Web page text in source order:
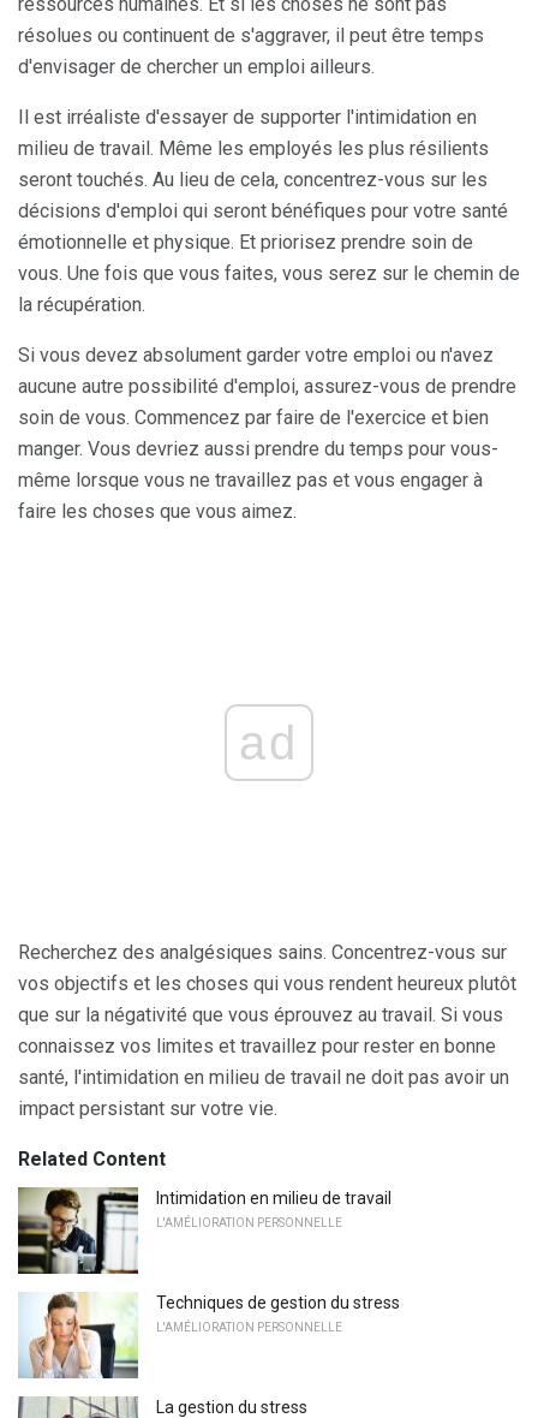
résolues ou continuent de s'aggraver, il peut être temps
d'envisager de chercher un emploi ailleurs.
Il est irréaliste d'essayer de supporter l'intimidation en
milieu de travail. Même les employés les plus résilients
seront touchés. Au lieu de cela, concentrez-vous sur les
décisions d'emploi qui seront bénéfiques pour votre santé
émotionnelle et physique. Et priorisez prendre soin de
vous. Une fois que vous faites, vous serez sur le chemin de
la récupération.
Si vous devez absolument garder votre emploi ou n'avez
aucune autre possibilité d'emploi, assurez-vous de prendre
soin de vous. Commencez par faire de l'exercice et bien
manger. Vous devriez aussi prendre du temps pour vous-
même lorsque vous ne travaillez pas et vous engager à
faire les choses que vous aimez.
ad
Recherchez des analgésiques sains. Concentrez-vous sur
vos objectifs et les choses qui vous rendent heureux plutôt
que sur la négativité que vous éprouvez au travail. Si vous
connaissez vos limites et travaillez pour rester en bonne
santé, l'intimidation en milieu de travail ne doit pas avoir un
impact persistant sur votre vie.
Related Content
Intimidation en milieu de travail
L'AMÉLIORATION PERSONNELLE
Techniques de gestion du stress
L'AMÉLIORATION PERSONNELLE
La gestion du stress